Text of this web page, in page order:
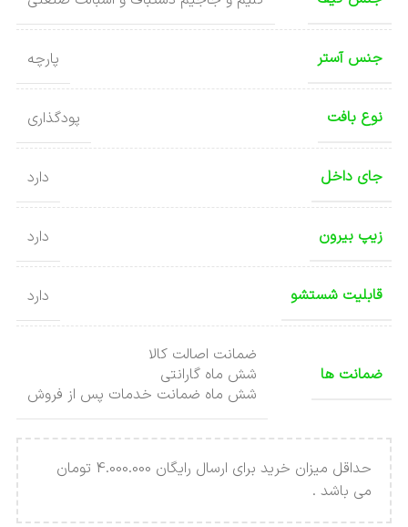
جنس آستر پارچه
نوع بافت پودگذاری
جای داخل دارد
زیپ بیرون دارد
قابلیت شستشو دارد
ضمانت ها
ضمانت اصالت کالا
شش ماه گارانتی
شش ماه ضمانت خدمات پس از فروش
حداقل میزان خرید برای ارسال رایگان 4.000.000 تومان
می باشد .